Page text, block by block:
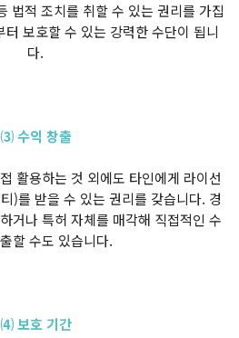
법적 조치를 취할 수 있는 권리를 가집
보호할 수 있는 강력한 수단이 됩니
다.
⑶ 수익 창출
활용하는 것 외에도 타인에게 라이선
)를 받을 수 있는 권리를 갖습니다. 경
거나 특허 자체를 매각해 직접적인 수
할 수도 있습니다.
⑷ 보호 기간